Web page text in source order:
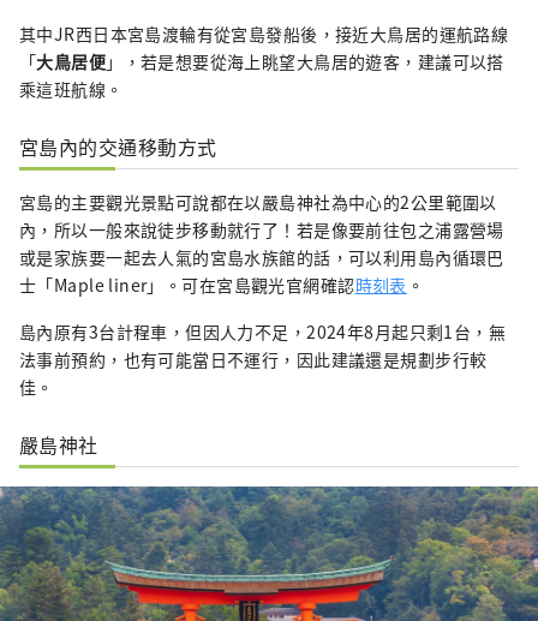
其中JR西日本宮島渡輪有從宮島發船後，接近大鳥居的運航路線
「大鳥居便」，若是想要從海上眺望大鳥居的遊客，建議可以搭
乘這班航線。
宮島內的交通移動方式
宮島的主要觀光景點可說都在以嚴島神社為中心的2公里範圍以
內，所以一般來說徒步移動就行了！若是像要前往包之浦露營場
或是家族要一起去人氣的宮島水族館的話，可以利用島內循環巴
士「Maple liner」。可在宮島觀光官網確認時刻表 。
島內原有3台計程車，但因人力不足，2024年8月起只剩1台，無
法事前預約，也有可能當日不運行，因此建議還是規劃步行較
佳。
嚴島神社